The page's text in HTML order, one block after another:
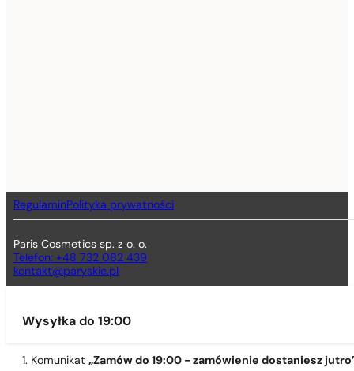
RegulaminPolityka prywatności
Paris Cosmetics sp. z o. o.
Telefon: +48 732 082 439
kontakt@paryskie.pl
Wysyłka do 19:00
1. Komunikat „Zamów do 19:00 - zamówienie dostaniesz